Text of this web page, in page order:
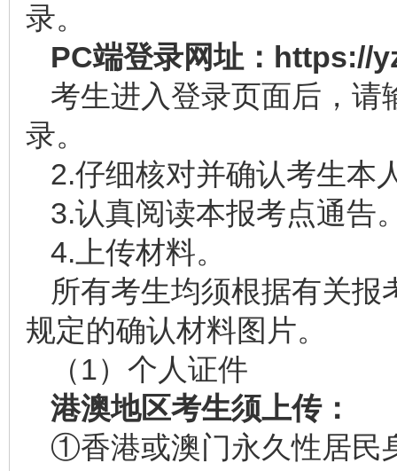
录。
PC端登录网址：https://
考生进入登录页面后，请
录。
2.仔细核对并确认考生本
3.认真阅读本报考点通告
4.上传材料。
所有考生均须根据有关
规定的确认材料图片。
（1）个人证件
港澳地区考生须上传：
①香港或澳门永久性居民